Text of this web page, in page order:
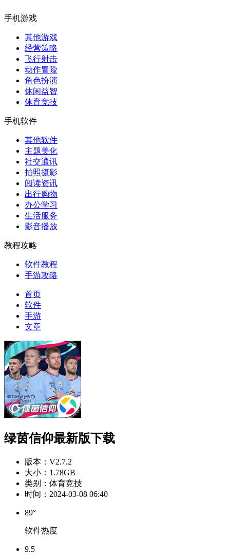
手机游戏
其他游戏
经营策略
飞行射击
动作冒险
角色扮演
休闲益智
体育竞技
手机软件
其他软件
主题美化
社交通讯
拍照摄影
阅读资讯
出行购物
办公学习
生活服务
影音播放
教程攻略
软件教程
手游攻略
首页
软件
手游
文章
绿茵信仰最新版下载
版本： V2.7.2
大小： 1.78GB
类别： 体育竞技
时间： 2024-03-08 06:40
89°
软件热度
9.5